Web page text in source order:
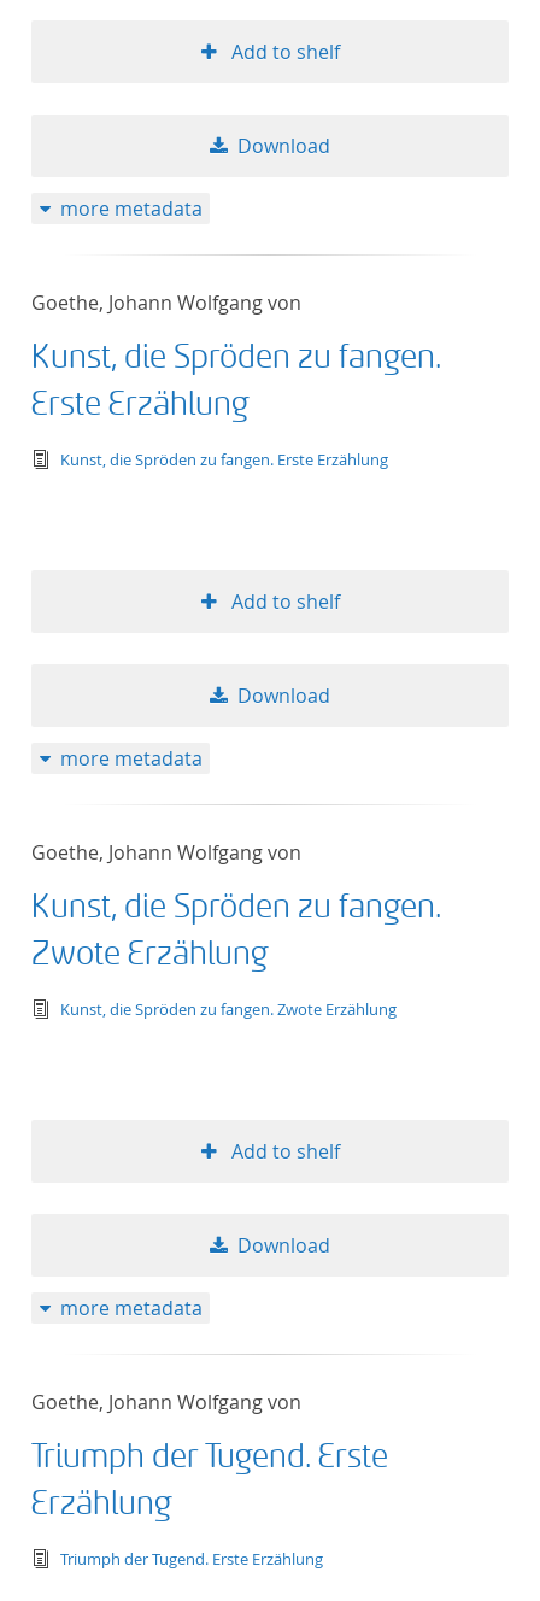
Add to shelf
Download
more metadata
Goethe, Johann Wolfgang von
Kunst, die Spröden zu fangen.
Erste Erzählung
text/tg.edition+tg.aggregation+xml
Kunst, die Spröden zu fangen. Erste Erzählung
Add to shelf
Download
more metadata
Goethe, Johann Wolfgang von
Kunst, die Spröden zu fangen.
Zwote Erzählung
text/tg.edition+tg.aggregation+xml
Kunst, die Spröden zu fangen. Zwote Erzählung
Add to shelf
Download
more metadata
Goethe, Johann Wolfgang von
Triumph der Tugend. Erste
Erzählung
text/tg.edition+tg.aggregation+xml
Triumph der Tugend. Erste Erzählung